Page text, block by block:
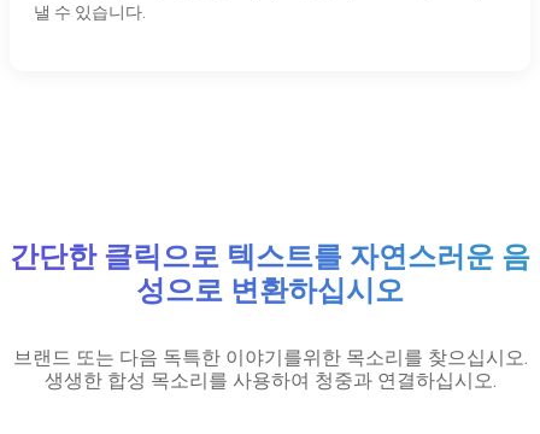
낼 수 있습니다.
간단한 클릭으로 텍스트를 자연스러운 음
성으로 변환하십시오
브랜드 또는 다음 독특한 이야기를위한 목소리를 찾으십시오.
생생한 합성 목소리를 사용하여 청중과 연결하십시오.